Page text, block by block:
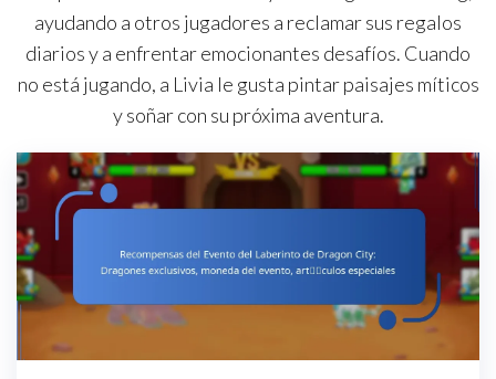
ayudando a otros jugadores a reclamar sus regalos
diarios y a enfrentar emocionantes desafíos. Cuando
no está jugando, a Livia le gusta pintar paisajes míticos
y soñar con su próxima aventura.